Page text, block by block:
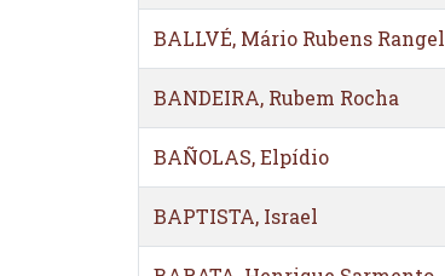
BALLVÉ, Mário Rubens Rangel
BANDEIRA, Rubem Rocha
BAÑOLAS, Elpídio
BAPTISTA, Israel